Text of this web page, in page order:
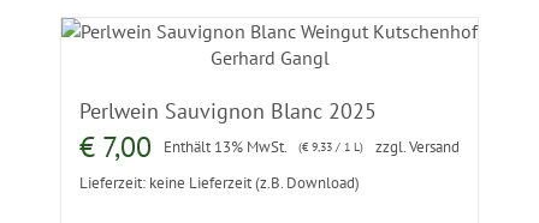
Perlwein Sauvignon Blanc 2025
€ 7,00 Enthält 13% MwSt. (€ 9,33 / 1 L) zzgl.Versand
Lieferzeit: keine Lieferzeit (z.B. Download)